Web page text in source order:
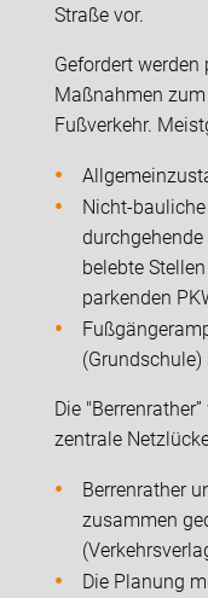
Straße vor.
Gefordert
Maßnahmen
Fußverkehr.
Nicht-
belebte
parkenden
Die
zentrale
Berrenrather
zusammen
Die Planung